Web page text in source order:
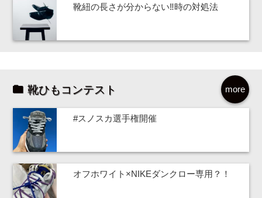
靴紐の長さが分からない‼時の対処法
more
靴ひもコンテスト
#スノスカ選手権開催
オフホワイト×NIKEダンクロー専用？！